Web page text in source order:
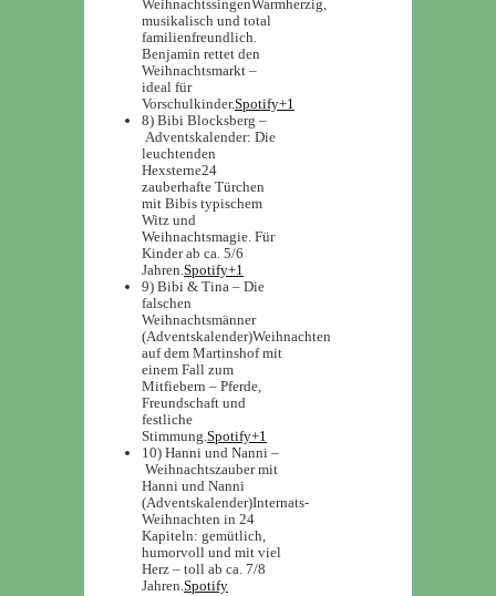
WeihnachtssingenWarmherzig,
musikalisch und total
familienfreundlich.
Benjamin rettet den
Weihnachtsmarkt –
ideal für
Vorschulkinder.Spotify+1
8) Bibi Blocksberg –
Adventskalender: Die
leuchtenden
Hexsterne24
zauberhafte Türchen
mit Bibis typischem
Witz und
Weihnachtsmagie. Für
Kinder ab ca. 5/6
Jahren.Spotify+1
9) Bibi & Tina – Die
falschen
Weihnachtsmänner
(Adventskalender)Weihnachten
auf dem Martinshof mit
einem Fall zum
Mitfiebern – Pferde,
Freundschaft und
festliche
Stimmung.Spotify+1
10) Hanni und Nanni –
Weihnachtszauber mit
Hanni und Nanni
(Adventskalender)Internats-
Weihnachten in 24
Kapiteln: gemütlich,
humorvoll und mit viel
Herz – toll ab ca. 7/8
Jahren.Spotify